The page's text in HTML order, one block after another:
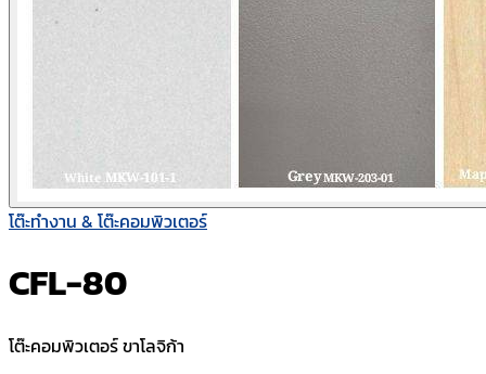
โต๊ะทำงาน & โต๊ะคอมพิวเตอร์
CFL-80
โต๊ะคอมพิวเตอร์ ขาโลจิก้า